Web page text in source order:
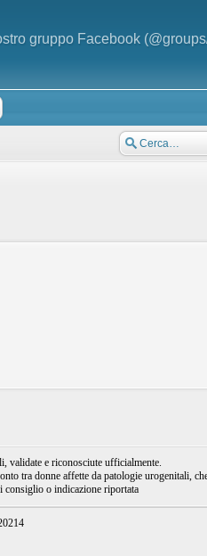
gruppo Facebook
validate e riconosciute ufficialmente.
tra donne affette da patologie urogenitali,
consiglio o indicazione riportata